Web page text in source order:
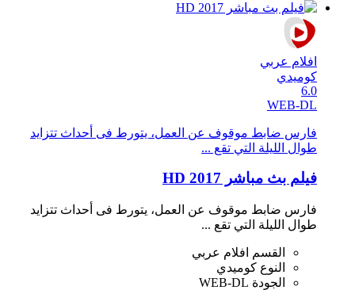
افلام عربي
كوميدي
6.0
WEB-DL
فارس ضابط موقوف عن العمل، يتورط فى أحداث تتزايد
طوال الليلة التي تقع ...
فيلم بث مباشر 2017 HD
فارس ضابط موقوف عن العمل، يتورط فى أحداث تتزايد
طوال الليلة التي تقع ...
القسم
افلام عربي
النوع كوميدي
الجودة WEB-DL